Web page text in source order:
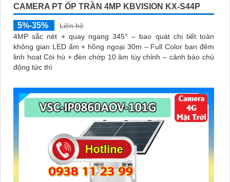
CAMERA PT ỐP TRẦN 4MP KBVISION KX-S44P
5%-35%
Liên hệ
4MP sắc nét + quay ngang 345° – bao quát chi tiết toàn
không gian LED ấm + hồng ngoại 30m – Full Color ban đêm
linh hoạt Còi hú + đèn chớp 10 âm tùy chỉnh – cảnh báo chủ
động tức thì